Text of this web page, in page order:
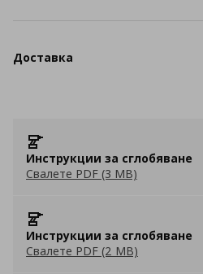
Доставка
Инструкции за сглобяване
Свалете PDF (3 MB)
Инструкции за сглобяване
Свалете PDF (2 MB)